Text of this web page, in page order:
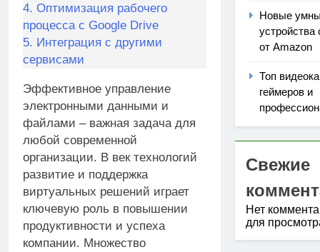
4. Оптимизация рабочего
процесса с Google Drive
5. Интеграция с другими
сервисами
Эффективное управление
электронными данными и
файлами – важная задача для
любой современной
организации. В век технологий
развитие и поддержка
виртуальных решений играет
ключевую роль в повышении
продуктивности и успеха
компании. Множество
Новые
устройства
от Amazon
Топ
геймеров и
Свежие
Нет
для